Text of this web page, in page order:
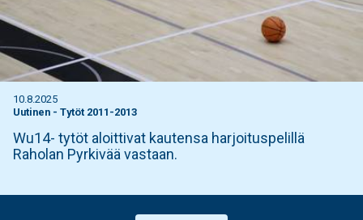
10.8.2025
Uutinen - Tytöt 2011-2013
Wu14- tytöt aloittivat kautensa harjoituspelillä
Raholan Pyrkivää vastaan.